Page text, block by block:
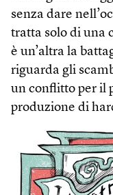
senza dare
tratta solo di una
è un’altra la
riguarda gli
un conflitto per il
produzione di